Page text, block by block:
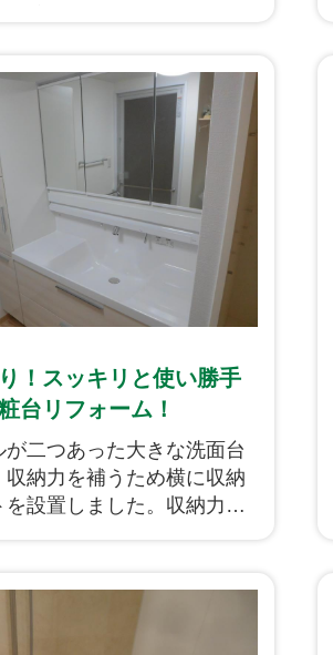
だきました！
！スッキリと使い勝手
台リフォーム！
二つあった大きな洗面台
収納力を補うため横に収納
を設置しました。収納力不